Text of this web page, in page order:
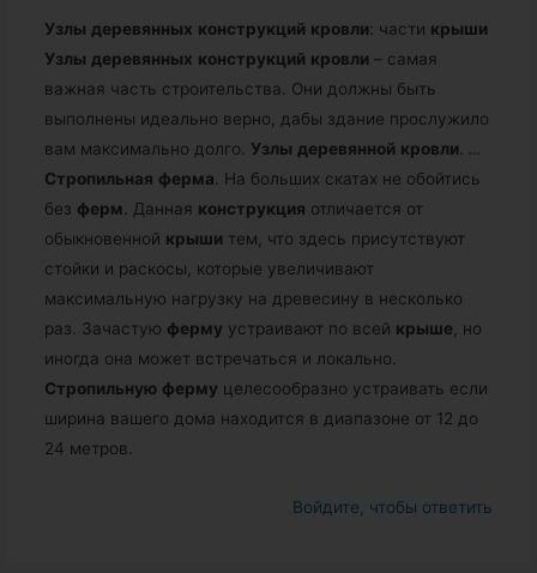
Узлы деревянных конструкций кровли: части крыши
Узлы деревянных конструкций кровли – самая
важная часть строительства. Они должны быть
выполнены идеально верно, дабы здание прослужило
вам максимально долго. Узлы деревянной кровли
…
Стропильная ферма . На больших скатах не обойтись
без ферм . Данная конструкция отличается от
обыкновенной крыши тем, что здесь присутствуют
стойки и раскосы, которые увеличивают
максимальную нагрузку на древесину в несколько
раз. Зачастую ферму устраивают по всей крыше , но
иногда она может встречаться и локально.
Стропильную ферму целесообразно устраивать если
ширина вашего дома находится в диапазоне от 12 до
24 метров.
Войдите, чтобы ответить